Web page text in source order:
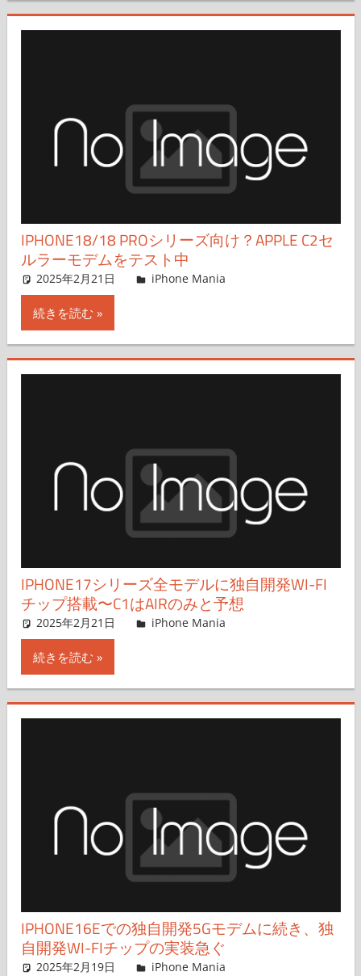
IPHONE18/18 PROシリーズ向け？APPLE C2セ
ルラーモデムをテスト中
2025年2月21日 FT729
iPhone Mania
続きを読む
IPHONE17シリーズ全モデルに独自開発WI-FI
チップ搭載〜C1はAIRのみと予想
2025年2月21日 FT729
iPhone Mania
続きを読む
IPHONE16Eでの独自開発5Gモデムに続き、独
自開発WI-FIチップの実装急ぐ
2025年2月19日 FT729
iPhone Mania